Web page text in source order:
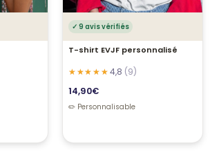
✓ 9 avis vérifiés
T-shirt EVJF personnalisé
4,8 (9)
14,90€